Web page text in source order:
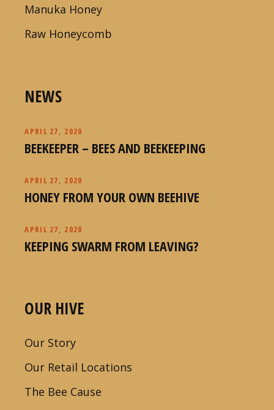
Manuka Honey
Raw Honeycomb
NEWS
APRIL 27, 2020
BEEKEEPER – BEES AND BEEKEEPING
APRIL 27, 2020
HONEY FROM YOUR OWN BEEHIVE
APRIL 27, 2020
KEEPING SWARM FROM LEAVING?
OUR HIVE
Our Story
Our Retail Locations
The Bee Cause